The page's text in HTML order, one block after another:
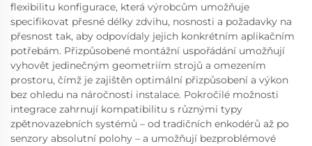
flexibilitu konfigurace, která výrobcům umožňuje
specifikovat přesné délky zdvihu, nosnosti a požadavky na
přesnost tak, aby odpovídaly jejich konkrétním aplikačním
potřebám. Přizpůsobené montážní uspořádání umožňují
vyhovět jedinečným geometriím strojů a omezením
prostoru, čímž je zajištěn optimální přizpůsobení a výkon
bez ohledu na náročnosti instalace. Pokročilé možnosti
integrace zahrnují kompatibilitu s různými typy
zpětnovazebních systémů – od tradičních enkodérů až po
senzory absolutní polohy – a umožňují bezproblémové